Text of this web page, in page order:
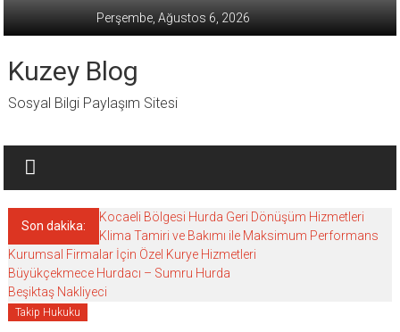
Perşembe, Ağustos 6, 2026
Kuzey Blog
Sosyal Bilgi Paylaşım Sitesi
Son dakika:
Kocaeli Bölgesi Hurda Geri Dönüşüm Hizmetleri
Klima Tamiri ve Bakımı ile Maksimum Performans
Kurumsal Firmalar İçin Özel Kurye Hizmetleri
Büyükçekmece Hurdacı – Sumru Hurda
Beşiktaş Nakliyeci
Takip Hukuku